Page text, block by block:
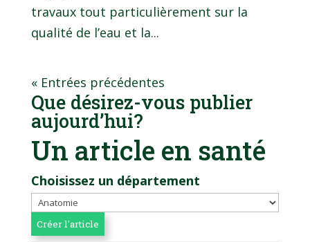
travaux tout particulièrement sur la
qualité de l’eau et la...
« Entrées précédentes
Que désirez-vous publier
aujourd’hui?
Un article en santé
Choisissez un département